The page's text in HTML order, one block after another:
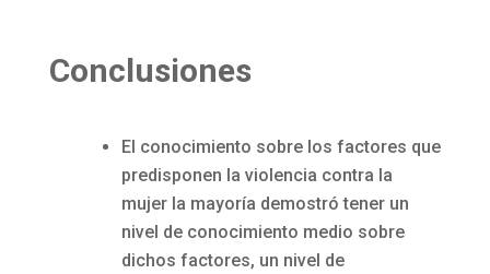
Conclusiones
El conocimiento sobre los factores que
predisponen la violencia contra la
mujer la mayoría demostró tener un
nivel de conocimiento medio sobre
dichos factores, un nivel de